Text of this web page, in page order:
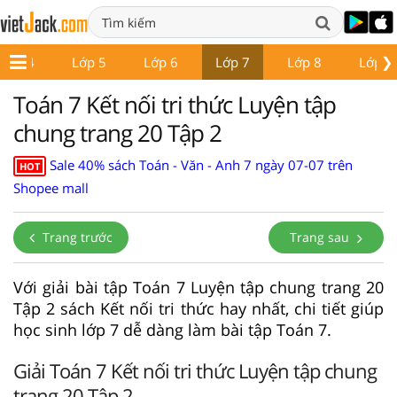
❯
Lớp 4 Lớp 5 Lớp 6 Lớp 7 Lớp 8 Lớp 9
Toán 7 Kết nối tri thức Luyện tập
chung trang 20 Tập 2
HOT
Sale 40% sách Toán - Văn - Anh 7 ngày 07-07 trên
Shopee mall
Trang trước Trang sau
Với giải bài tập Toán 7 Luyện tập chung trang 20
Tập 2 sách Kết nối tri thức hay nhất, chi tiết giúp
học sinh lớp 7 dễ dàng làm bài tập Toán 7.
Giải Toán 7 Kết nối tri thức Luyện tập chung